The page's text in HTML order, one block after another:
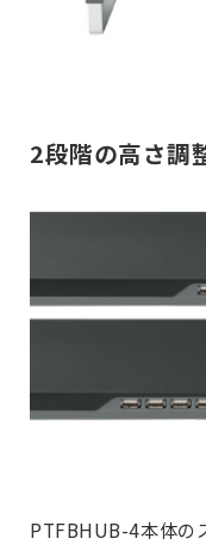
2段階の高さ調
PTFBHUB-4本体の